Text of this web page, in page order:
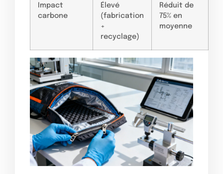
Impact
carbone
Élevé
(fabrication
+
recyclage)
Réduit de
75% en
moyenne